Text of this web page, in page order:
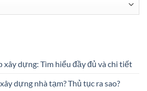
xây dựng: Tìm hiểu đầy đủ và chi tiết
dựng nhà tạm? Thủ tục ra sao?